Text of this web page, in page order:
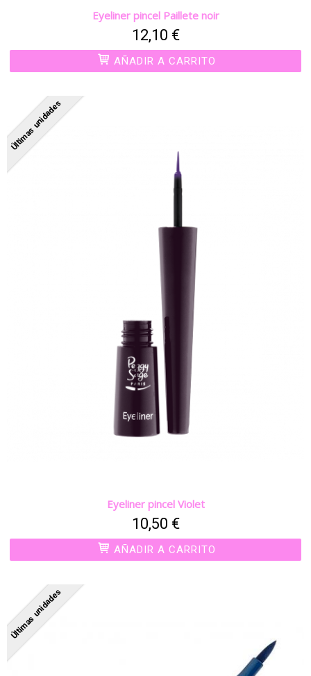
Eyeliner pincel Paillete noir
12,10 €
AÑADIR A CARRITO
Últimas unidades
Eyeliner pincel Violet
10,50 €
AÑADIR A CARRITO
Últimas unidades